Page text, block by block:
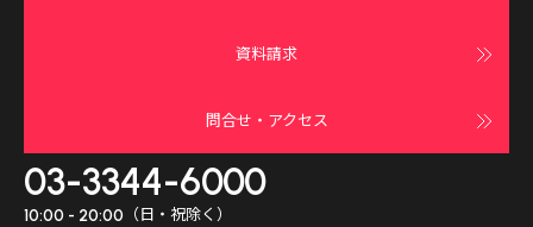
資料請求
問合せ・アクセス
03-3344-6000
10:00 - 20:00 （日・祝除く）